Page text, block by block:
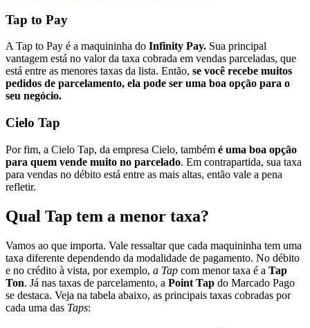
Tap to Pay
A Tap to Pay é a maquininha do Infinity Pay. Sua principal
vantagem está no valor da taxa cobrada em vendas parceladas, que
está entre as menores taxas da lista. Então, se você recebe muitos
pedidos de parcelamento, ela pode ser uma boa opção para o
seu negócio.
Cielo Tap
Por fim, a Cielo Tap, da empresa Cielo, também é uma boa opção
para quem vende muito no parcelado. Em contrapartida, sua taxa
para vendas no débito está entre as mais altas, então vale a pena
refletir.
Qual Tap tem a menor taxa?
Vamos ao que importa. Vale ressaltar que cada maquininha tem uma
taxa diferente dependendo da modalidade de pagamento. No débito
e no crédito à vista, por exemplo, a Tap com menor taxa é a Tap
Ton. Já nas taxas de parcelamento, a Point Tap do Marcado Pago
se destaca. Veja na tabela abaixo, as principais taxas cobradas por
cada uma das Taps: